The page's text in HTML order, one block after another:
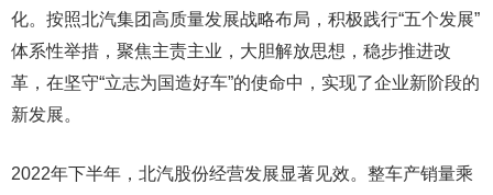
化。按照北汽集团高质量发展战略布局，积极践行“五个发展”
体系性举措，聚焦主责主业，大胆解放思想，稳步推进改
革，在坚守“立志为国造好车”的使命中，实现了企业新阶段的
新发展。
2022年下半年，北汽股份经营发展显著见效。整车产销量乘